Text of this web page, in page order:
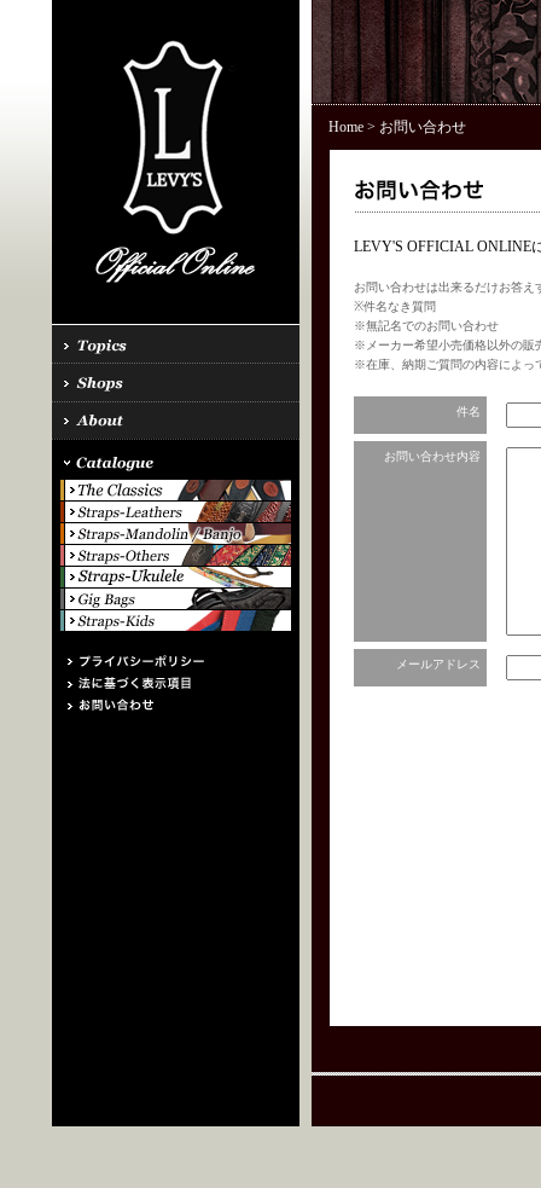
Home> お問い合わせ
LEVY'S OFFICIAL ONLINE
お問い合わせは出来るだけお答
※件名なき質問
※無記名でのお問い合わせ
※メーカー希望小売価格以外の販
※在庫、納期ご質問の内容によっ
件名
お問い合わせ内容
メールアドレス